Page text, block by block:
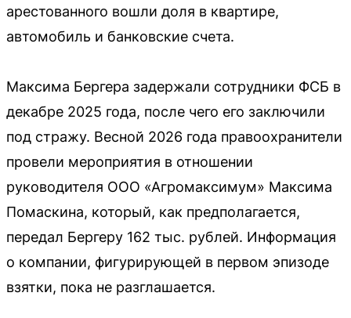
арестованного вошли доля в квартире,
автомобиль и банковские счета.
Максима Бергера задержали сотрудники ФСБ в
декабре 2025 года, после чего его заключили
под стражу. Весной 2026 года правоохранители
провели мероприятия в отношении
руководителя ООО «Агромаксимум» Максима
Помаскина, который, как предполагается,
передал Бергеру 162 тыс. рублей. Информация
о компании, фигурирующей в первом эпизоде
взятки, пока не разглашается.